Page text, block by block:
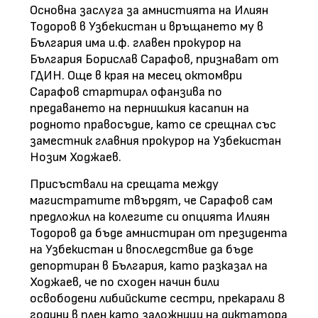
Основна заслуга за амнистията на Илиян
Тодоров в Узбекистан и връщането му в
България има и.ф. главен прокурор на
България Борислав Сарафов, признават от
ГДИН. Още в края на месец октомври
Сарафов стартирал офанзива по
предаването на пернишкия касапин на
родното правосъдие, като се срещнал със
заместник главния прокурор на Узбекистан
Нозим Ходжаев.
Присъствали на срещата между
магистратите твърдят, че Сарафов сам
предложил на колегите си опцията Илиян
Тодоров да бъде амнистиран от президента
на Узбекистан и впоследствие да бъде
депортиран в България, като разказал на
Ходжаев, че по сходен начин били
освободени либийските сестри, прекарали 8
години в плен като заложници на диктатора